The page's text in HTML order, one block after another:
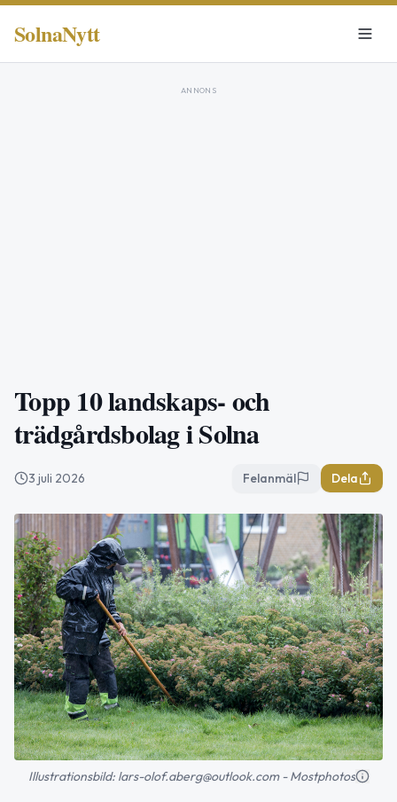
SolnaNytt
ANNONS
Topp 10 landskaps- och
trädgårdsbolag i Solna
3 juli 2026 Felanmäl Dela
Illustrationsbild: lars-olof.aberg@outlook.com - Mostphotos